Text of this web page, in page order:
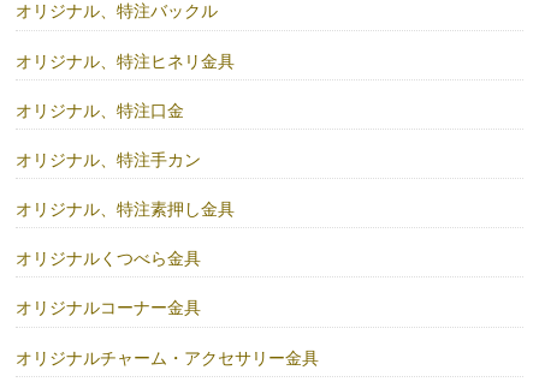
オリジナル、特注バックル
オリジナル、特注ヒネリ金具
オリジナル、特注口金
オリジナル、特注手カン
オリジナル、特注素押し金具
オリジナルくつべら金具
オリジナルコーナー金具
オリジナルチャーム・アクセサリー金具